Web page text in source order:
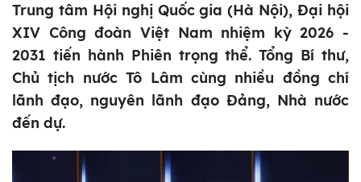
Trung tâm Hội nghị Quốc gia (Hà Nội), Đại hội
XIV Công đoàn Việt Nam nhiệm kỳ 2026 -
2031 tiến hành Phiên trọng thể. Tổng Bí thư,
Chủ tịch nước Tô Lâm cùng nhiều đồng chí
lãnh đạo, nguyên lãnh đạo Đảng, Nhà nước
đến dự.